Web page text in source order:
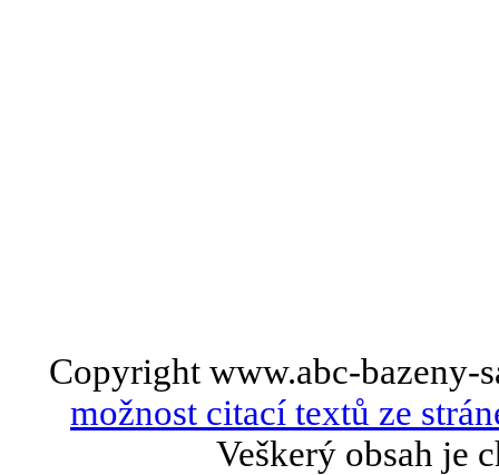
Copyright www.abc-bazeny-
možnost citací textů ze
Veškerý obsah je